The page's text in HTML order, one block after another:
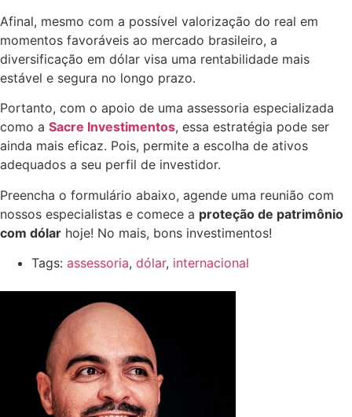
Afinal, mesmo com a possível valorização do real em
momentos favoráveis ao mercado brasileiro, a
diversificação em dólar visa uma rentabilidade mais
estável e segura no longo prazo.
Portanto, com o apoio de uma assessoria especializada
como a Sacre Investimentos, essa estratégia pode ser
ainda mais eficaz. Pois, permite a escolha de ativos
adequados a seu perfil de investidor.
Preencha o formulário abaixo, agende uma reunião com
nossos especialistas e comece a proteção de patrimônio
com dólar hoje! No mais, bons investimentos!
Tags: assessoria, dólar, internacional